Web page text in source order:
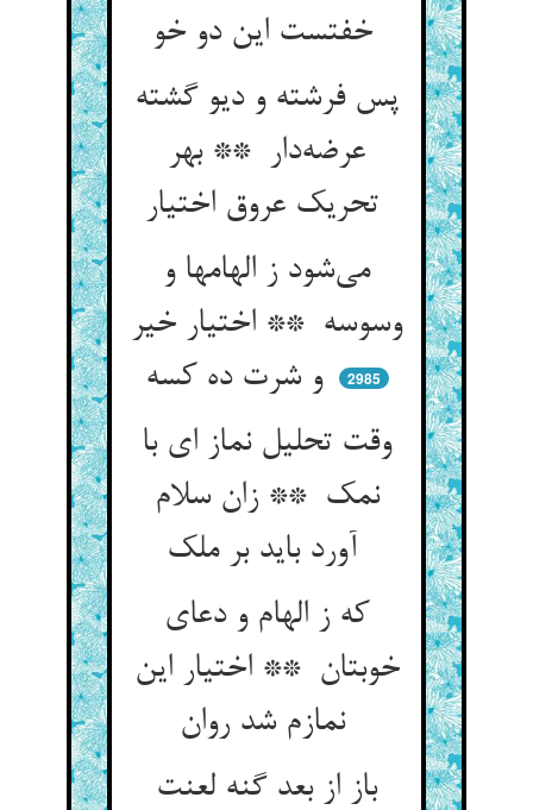
خفتست این دو خو
پس فرشته و دیو گشته
عرضه‌دار ** بهر
می‌شود ز الهامها و
وسوسه ** اختیار خیر
و شرت ده کسه
2985
وقت تحلیل نماز ای با
نمک ** زان سلام
که ز الهام و دعای
خوبتان ** اختیار این
نمازم شد روان
باز از بعد گنه لعنت